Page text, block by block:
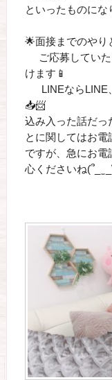
といったものにな
🌟面接までのやり
ご応募していた
けます📱
LINEならLINE
📥📨
込み入った話だっ
とに関してはお
ですが、急にお電
心くださいね(՞_